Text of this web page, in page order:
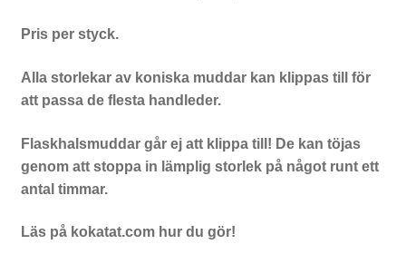
Pris per styck.
Alla storlekar av koniska muddar kan klippas till för
att passa de flesta handleder.
Flaskhalsmuddar går ej att klippa till! De kan töjas
genom att stoppa in lämplig storlek på något runt ett
antal timmar.
Läs på kokatat.com hur du gör!